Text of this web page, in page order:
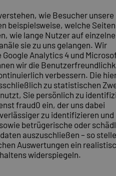
wie Besucher unsere
beispielsweise, welche
wie lange Nutzer auf
sie zu uns gelangen. Wir
Analytics 4 und
wir die
verbessern. Die
zu statistischen
Sie persönlich zu
fraud0 ein, der uns dabei
zu identifizieren und
betrügerische oder
auszuschließen – so
Auswertungen ein
widerspiegeln.